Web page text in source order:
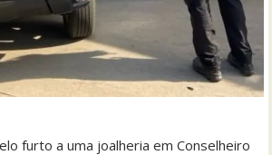
furto a uma joalheria em Conselheiro